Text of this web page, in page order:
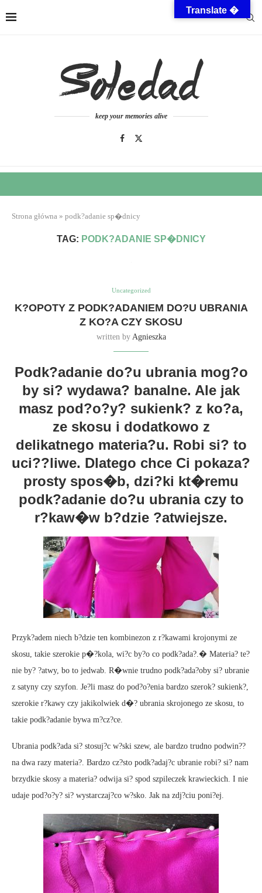
keep your memories alive
Strona główna » podk?adanie sp�dnicy
TAG: PODK?ADANIE SP�DNICY
Uncategorized
K?OPOTY Z PODK?ADANIEM DO?U UBRANIA
Z KO?A CZY SKOSU
written by Agnieszka
Podk?adanie do?u ubrania mog?o
by si? wydawa? banalne. Ale jak
masz pod?o?y? sukienk? z ko?a,
ze skosu i dodatkowo z
delikatnego materia?u. Robi si? to
uci??liwe. Dlatego chce Ci pokaza?
prosty spos�b, dzi?ki kt�remu
podk?adanie do?u ubrania czy to
r?kaw�w b?dzie ?atwiejsze.
Przyk?adem niech b?dzie ten kombinezon z r?kawami krojonymi ze
skosu, takie szerokie p�?kola, wi?c by?o co podk?ada?.� Materia? te?
nie by? ?atwy, bo to jedwab. R�wnie trudno podk?ada?oby si? ubranie
z satyny czy szyfon. Je?li masz do pod?o?enia bardzo szerok? sukienk?,
szerokie r?kawy czy jakikolwiek d�? ubrania skrojonego ze skosu, to
takie podk?adanie bywa m?cz?ce.
Ubrania podk?ada si? stosuj?c w?ski szew, ale bardzo trudno podwin??
na dwa razy materia?. Bardzo cz?sto podk?adaj?c ubranie robi? si? nam
brzydkie skosy a materia? odwija si? spod szpileczek krawieckich. I nie
udaje pod?o?y? si? wystarczaj?co w?sko. Jak na zdj?ciu poni?ej.
Translate �